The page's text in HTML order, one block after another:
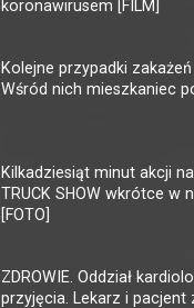
koronawirusem [FILM]
Kolejne przypadki
Wśród nich mieszkaniec
Kilkadziesiąt minut akcji
TRUCK SHOW wkrótce w
[FOTO]
ZDROWIE. Oddział
przyjęcia. Lekarz i pacjent